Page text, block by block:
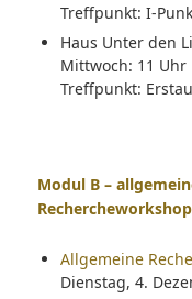
Treffpunkt: I-
Haus Unter den
Mittwoch: 11 Uhr
Treffpunkt:
Modul B –
Allgemeine
Dienstag, 4.